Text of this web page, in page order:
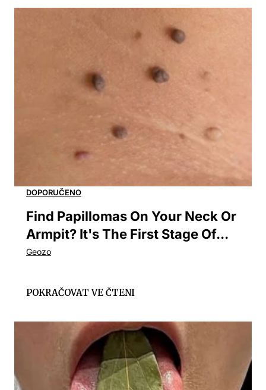
Find Papillomas On Your Neck Or
Armpit? It's The First Stage Of...